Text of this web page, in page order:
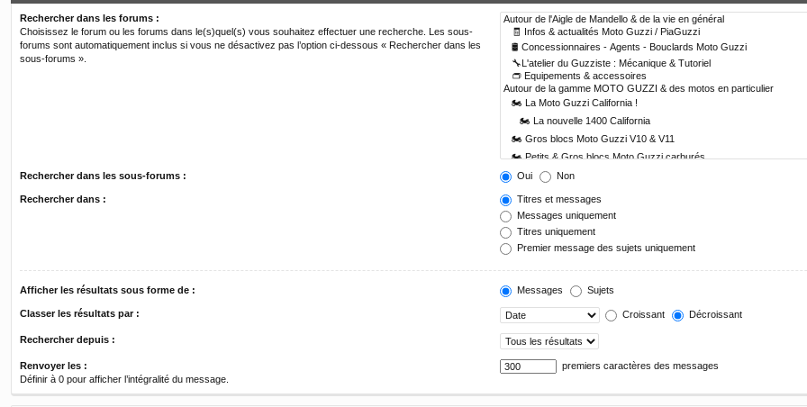
Rechercher dans les forums :
Choisissez le forum ou les forums dans le(s)quel(s) vous souhaitez effectuer une recherche. Les sous-
forums sont automatiquement inclus si vous ne désactivez pas l’option ci-dessous « Rechercher dans les
sous-forums ».
Rechercher dans les sous-forums : Oui Non
Rechercher dans :
Titres et messages
Messages uniquement
Titres uniquement
Premier message des sujets uniquement
Afficher les résultats sous forme de : Messages Sujets
Classer les résultats par : Croissant Décroissant
Rechercher depuis :
Renvoyer les :
Définir à 0 pour afficher l’intégralité du message.
premiers caractères des messages